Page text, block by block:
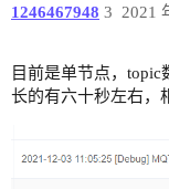
1246467948 2021
3
目前是单节点，
长的有六十秒左右，